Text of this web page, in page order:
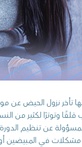
تأخر نزول الحيض
وتوترًا لكثير من
عن تنظيم الدورة
مشكلات في المبيضين أو